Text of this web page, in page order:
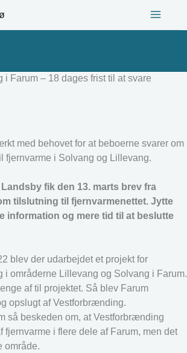
i Farum – 18 dages frist til at svare
med behovet for at beboerne svarer om
fjernvarme i Solvang og Lillevang.
fik den 13. marts brev fra
tilslutning til fjernvarmenettet. Jytte
information og mere tid til at beslutte
blev der udarbejdet et projekt for
i områderne Lillevang og Solvang i Farum.
af til projektet. Så blev Farum
opslugt af Vestforbrænding.
så beskeden om, at Vestforbrænding
fjernvarme i flere dele af Farum, men det
område.